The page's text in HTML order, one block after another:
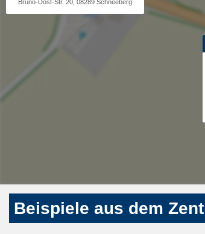
Bruno-Dost-Str. 20, 08289 Schneeberg
Beispiele aus dem